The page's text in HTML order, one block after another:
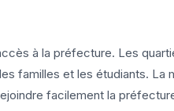
à la préfecture. Les
familles et les étudiants. La
facilement la